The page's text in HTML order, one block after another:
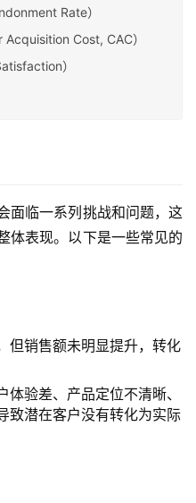
Rate）
Cost, CAC）
）
面临一系列挑战和问题，这
体表现。以下是一些常见的
但销售额未明显提升，转化
体验差、产品定位不清晰、
致潜在客户没有转化为实际